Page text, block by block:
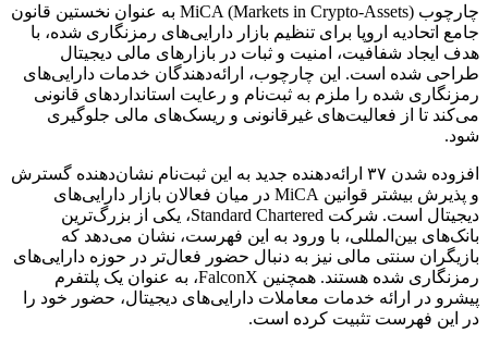
چارچوب MiCA (Markets in Crypto-Assets) به عنوان نخستین قانون
جامع اتحادیه اروپا برای تنظیم بازار دارایی‌های رمزنگاری شده، با
هدف ایجاد شفافیت، امنیت و ثبات در بازارهای مالی دیجیتال
طراحی شده است. این چارچوب، ارائه‌دهندگان خدمات دارایی‌های
رمزنگاری شده را ملزم به ثبت‌نام و رعایت استانداردهای قانونی
می‌کند تا از فعالیت‌های غیرقانونی و ریسک‌های مالی جلوگیری
شود.
افزوده شدن ۳۷ ارائه‌دهنده جدید به این ثبت‌نام نشان‌دهنده گسترش
و پذیرش بیشتر قوانین MiCA در میان فعالان بازار دارایی‌های
دیجیتال است. شرکت Standard Chartered، یکی از بزرگ‌ترین
بانک‌های بین‌المللی، با ورود به این فهرست، نشان می‌دهد که
بازیگران سنتی مالی نیز به دنبال حضور فعال‌تر در حوزه دارایی‌های
رمزنگاری شده هستند. همچنین FalconX، به عنوان یک پلتفرم
پیشرو در ارائه خدمات معاملات دارایی‌های دیجیتال، حضور خود را
در این فهرست تثبیت کرده است.